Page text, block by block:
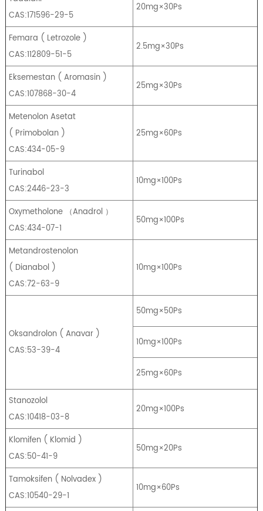
CAS:171596-29-5
20mg×30Ps
Femara ( Letrozole )
CAS:112809-51-5
2.5mg×30Ps
Eksemestan ( Aromasin )
CAS:107868-30-4
25mg×30Ps
Metenolon Asetat
( Primobolan )
CAS:434-05-9
25mg×60Ps
Turinabol
CAS:2446-23-3
10mg×100Ps
Oxymetholone （Anadrol ）
CAS:434-07-1
50mg×100Ps
Metandrostenolon
( Dianabol )
CAS:72-63-9
10mg×100Ps
Oksandrolon ( Anavar )
CAS:53-39-4
50mg×50Ps
10mg×100Ps
25mg×60Ps
Stanozolol
CAS:10418-03-8
20mg×100Ps
Klomifen ( Klomid )
CAS:50-41-9
50mg×20Ps
Tamoksifen ( Nolvadex )
CAS:10540-29-1
10mg×60Ps